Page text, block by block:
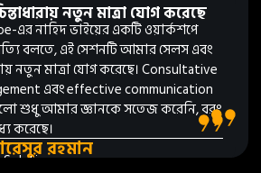
নতুন মাত্রা যোগ করেছে
এর নাহিদ ভাইয়ের একটি ওয়ার্কশপে
বলতে, এই সেশনটি আমার সেলস এবং
নতুন মাত্রা যোগ করেছে। Consultative
এবং effective communication
শুধু আমার জ্ঞানকে সতেজ করেনি, বরং
করেছে।
রহমান
Solutions